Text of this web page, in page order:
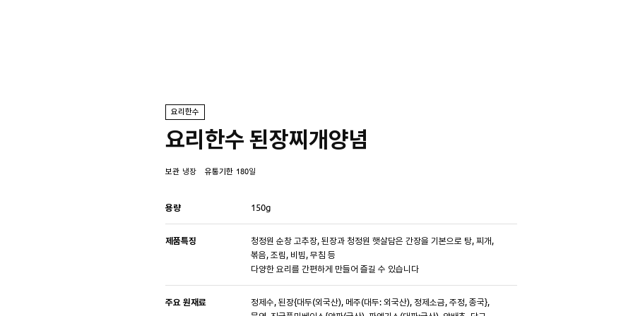
요리한수
요리한수 된장찌개양념
보관 냉장 유통기한 180일
용량 150g
제품특징
청정원 순창 고추장, 된장과 청정원 햇살담은 간장을 기본으로 탕, 찌개,
볶음, 조림, 비빔, 무침 등
다양한 요리를 간편하게 만들어 즐길 수 있습니다
주요 원재료
정제수, 된장{대두(외국산), 메주(대두: 외국산), 정제소금, 주정, 종국},